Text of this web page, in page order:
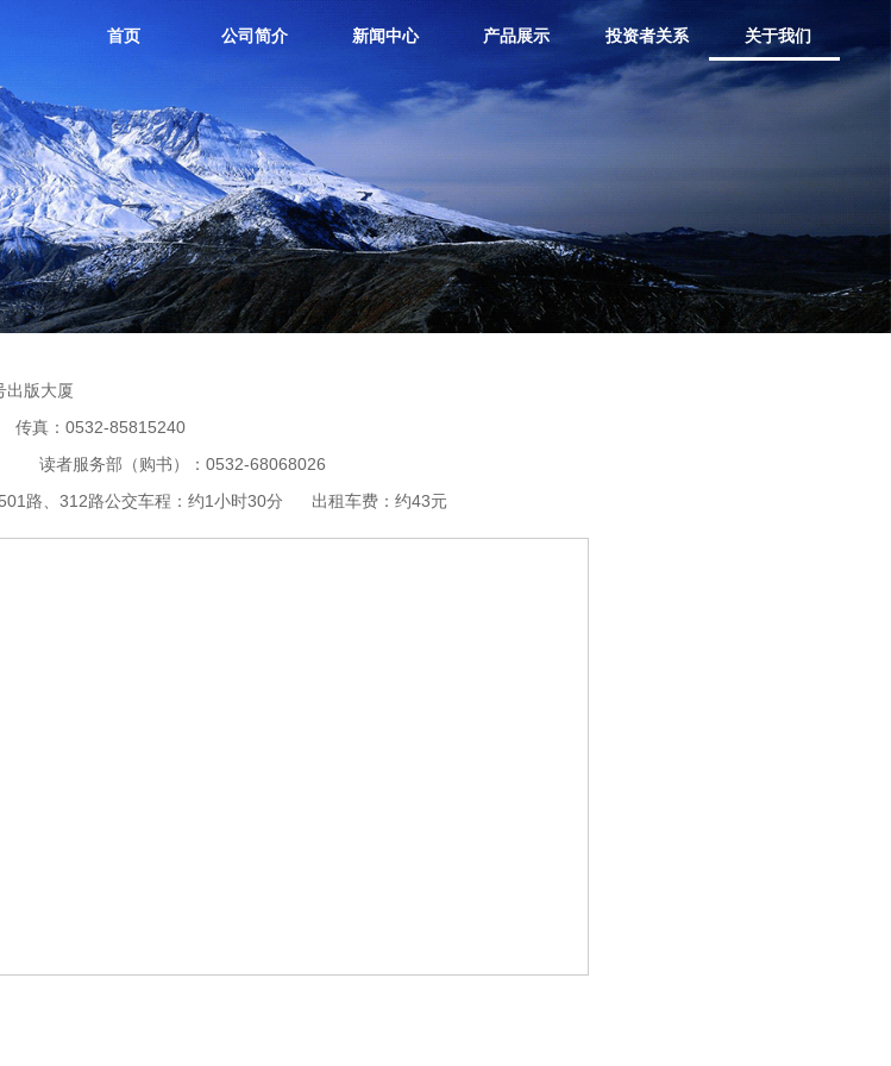
首页 公司简介 新闻中心 产品展示 投资者关系 关于我们
出版大厦
传真：0532-85815240
读者服务部（购书）：0532-68068026
路、312路公交车程：约1小时30分 出租车费：约43元